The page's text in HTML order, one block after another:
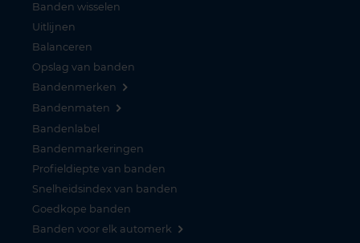
Banden wisselen
Uitlijnen
Balanceren
Opslag van banden
Bandenmerken
Bandenmaten
Bandenlabel
Bandenmarkeringen
Profieldiepte van banden
Snelheidsindex van banden
Goedkope banden
Banden voor elk automerk